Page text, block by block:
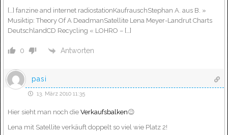
[…] fanzine and internet radiostationKaufrauschStephan A. aus B. »
Musiktip: Theory Of A DeadmanSatellite Lena Meyer-Landrut Charts
DeutschlandCD Recycling « LOHRO – […]
0 Antworten
pasi
13. März 2010 11:35
Hier sieht man noch dieVerkaufsbalken😉
Lena mit Satellite verkäuft doppelt so viel wie Platz 2!